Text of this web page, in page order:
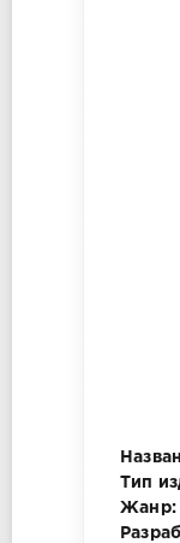
Тип
Жанр: